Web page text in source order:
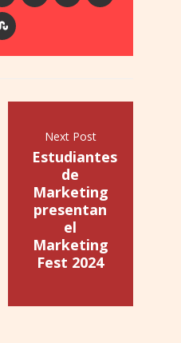
Next Post
Estudiantes
de
Marketing
presentan
el
Marketing
Fest 2024